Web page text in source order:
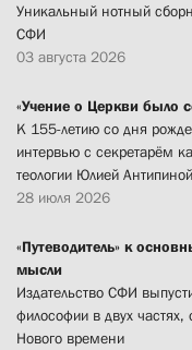
Уникальный нотный
СФИ
03 августа 2026
«Учение о Церкви было
К 155-летию со дня
интервью с секретарём
теологии Юлией Антипиной
28 июля 2026
«Путеводитель» к
мысли
Издательство СФИ
философии в двух
Нового времени